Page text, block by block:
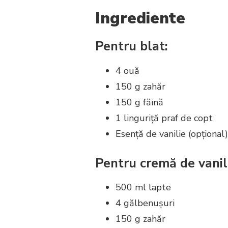
Ingrediente
Pentru blat:
4 ouă
150 g zahăr
150 g făină
1 linguriță praf de copt
Esență de vanilie (opțional)
Pentru cremă de
500 ml lapte
4 gălbenușuri
150 g zahăr